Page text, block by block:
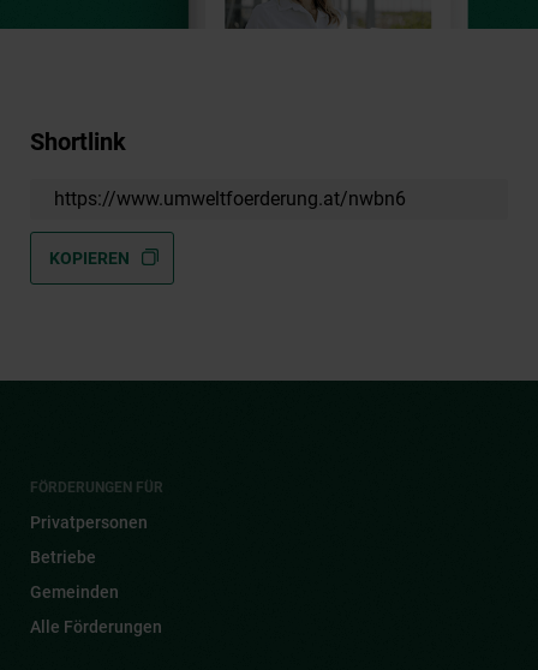
Shortlink
https://www.umweltfoerderung.at/nwbn6
KOPIEREN
FÖRDERUNGEN FÜR
Privatpersonen
Betriebe
Gemeinden
Alle Förderungen